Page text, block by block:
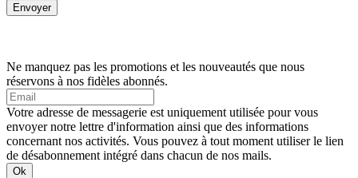
Ne manquez pas les promotions et les nouveautés que nous
réservons à nos fidèles abonnés.
Votre adresse de messagerie est uniquement utilisée pour vous
envoyer notre lettre d'information ainsi que des informations
concernant nos activités. Vous pouvez à tout moment utiliser le lien
de désabonnement intégré dans chacun de nos mails.